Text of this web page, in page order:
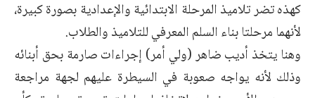
كهذه تضر تلاميذ المرحلة الابتدائية والإعدادية بصورة كبيرة،
لأنهما مرحلتا بناء السلم المعرفي للتلاميذ والطلاب.
وهنا يتخذ أديب ضاهر (ولي أمر) إجراءات صارمة بحق أبنائه
وذلك لأنه يواجه صعوبة في السيطرة عليهم لجهة مراجعة